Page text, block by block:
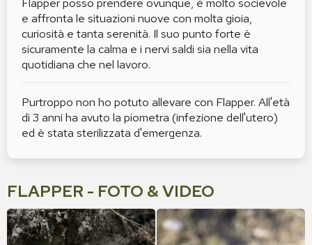
e affronta le situazioni nuove con molta gioia,
curiosità e tanta serenità. Il suo punto forte è
sicuramente la calma e i nervi saldi sia nella vita
quotidiana che nel lavoro.
Purtroppo non ho potuto allevare con Flapper. All'età
di 3 anni ha avuto la piometra (infezione dell'utero)
ed è stata sterilizzata d'emergenza.
FLAPPER - FOTO & VIDEO